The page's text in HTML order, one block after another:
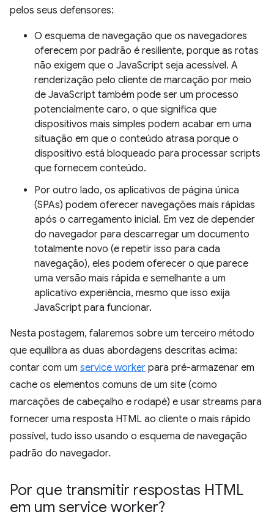
pelos seus defensores:
O esquema de navegação que os navegadores
oferecem por padrão é resiliente, porque as rotas
não exigem que o JavaScript seja acessível. A
renderização pelo cliente de marcação por meio
de JavaScript também pode ser um processo
potencialmente caro, o que significa que
dispositivos mais simples podem acabar em uma
situação em que o conteúdo atrasa porque o
dispositivo está bloqueado para processar scripts
que fornecem conteúdo.
Por outro lado, os aplicativos de página única
(SPAs) podem oferecer navegações mais rápidas
após o carregamento inicial. Em vez de depender
do navegador para descarregar um documento
totalmente novo (e repetir isso para cada
navegação), eles podem oferecer o que parece
uma versão mais rápida e semelhante a um
aplicativo experiência, mesmo que isso exija
JavaScript para funcionar.
Nesta postagem, falaremos sobre um terceiro método
que equilibra as duas abordagens descritas acima:
contar com um service worker para pré-armazenar em
cache os elementos comuns de um site (como
marcações de cabeçalho e rodapé) e usar streams para
fornecer uma resposta HTML ao cliente o mais rápido
possível, tudo isso usando o esquema de navegação
padrão do navegador.
Por que transmitir respostas HTML
em um service worker?